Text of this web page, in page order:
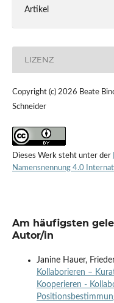
Artikel
LIZENZ
Copyright (c) 2026 Beate
Schneider
Dieses Werk steht unter der
Namensnennung 4.0
Am häufigsten
Autor/in
Janine Hauer,
Kollaborieren –
Kooperieren -